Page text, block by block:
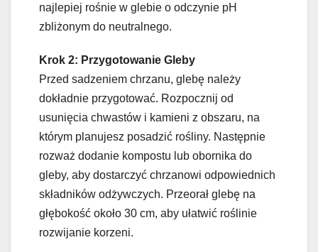
najlepiej rośnie w glebie o odczynie pH
zbliżonym do neutralnego.
Krok 2: Przygotowanie Gleby
Przed sadzeniem chrzanu, glebę należy
dokładnie przygotować. Rozpocznij od
usunięcia chwastów i kamieni z obszaru, na
którym planujesz posadzić rośliny. Następnie
rozważ dodanie kompostu lub obornika do
gleby, aby dostarczyć chrzanowi odpowiednich
składników odżywczych. Przeorał glebę na
głębokość około 30 cm, aby ułatwić roślinie
rozwijanie korzeni.